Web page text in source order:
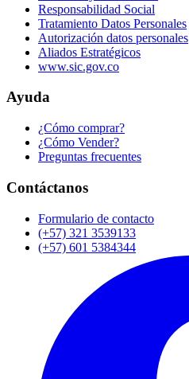
Responsabilidad Social
Tratamiento Datos Personales
Autorización datos personales
Aliados Estratégicos
www.sic.gov.co
Ayuda
¿Cómo comprar?
¿Cómo Vender?
Preguntas frecuentes
Contáctanos
Formulario de contacto
(+57) 321 3539133
(+57) 601 5384344